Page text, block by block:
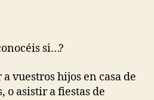
si…?
vuestros hijos en casa de
o asistir a fiestas de